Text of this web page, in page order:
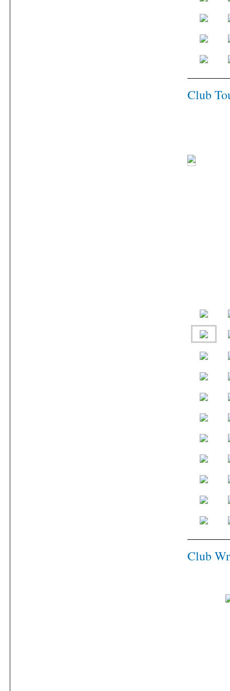
Club
Club